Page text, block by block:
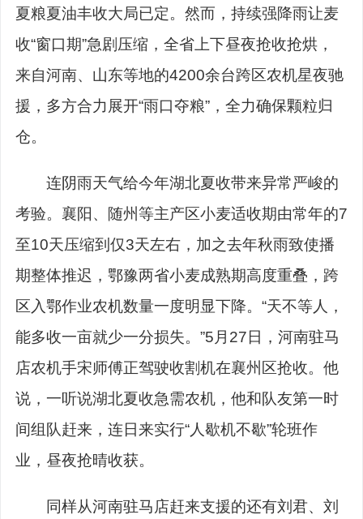
夏粮夏油丰收大局已定。然而，持续强降雨让麦
收“窗口期”急剧压缩，全省上下昼夜抢收抢烘，
来自河南、山东等地的4200余台跨区农机星夜驰
援，多方合力展开“雨口夺粮”，全力确保颗粒归
仓。
连阴雨天气给今年湖北夏收带来异常严峻的
考验。襄阳、随州等主产区小麦适收期由常年的7
至10天压缩到仅3天左右，加之去年秋雨致使播
期整体推迟，鄂豫两省小麦成熟期高度重叠，跨
区入鄂作业农机数量一度明显下降。“天不等人，
能多收一亩就少一分损失。”5月27日，河南驻马
店农机手宋师傅正驾驶收割机在襄州区抢收。他
说，一听说湖北夏收急需农机，他和队友第一时
间组队赶来，连日来实行“人歇机不歇”轮班作
业，昼夜抢晴收获。
同样从河南驻马店赶来支援的还有刘君、刘